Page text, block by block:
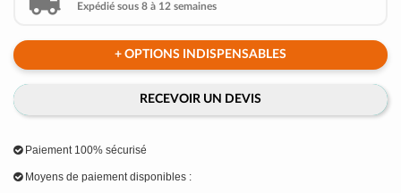
Expédié sous 8 à 12 semaines
+ OPTIONS INDISPENSABLES
RECEVOIR UN DEVIS
Paiement 100% sécurisé
Moyens de paiement disponibles :